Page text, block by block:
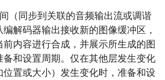
（同步到关联的音频输出流或调谐
解码器输出接收新的图像缓冲区，
内容进行合成，并展示所生成的图
和设置周期。仅在其他层发生变化
置或大小）发生变化时，准备和设